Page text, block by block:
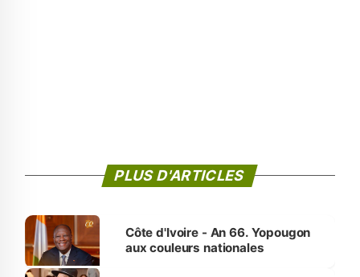
PLUS D'ARTICLES
Côte d'Ivoire - An 66. Yopougon
aux couleurs nationales